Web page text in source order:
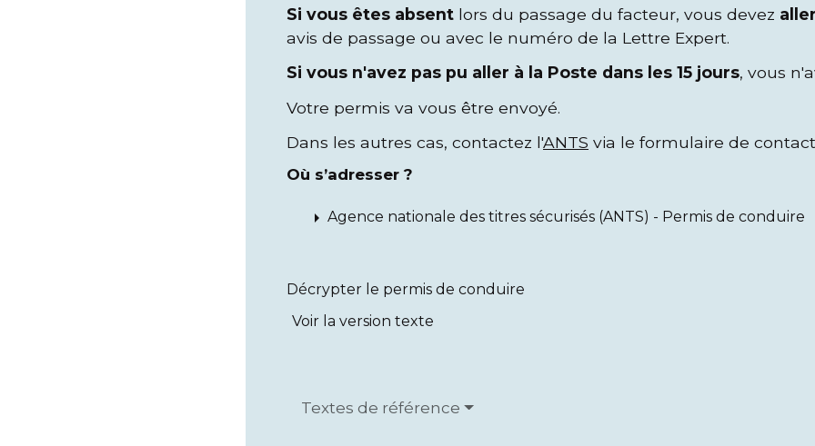
Si vous êtes absent lors du passage du facteur, vous devez
avis de passage ou avec le numéro de la Lettre Expert.
Si vous n'avez pas pu aller à la Poste dans les 15 jours, vous
Votre permis va vous être envoyé.
Dans les autres cas, contactez l'ANTS via le formulaire de
Où s’adresser ?
arrow_right Agence nationale des titres sécurisés (ANTS) - Permis de conduire
Décrypter le permis de conduire
Voir la version texte
Textes de référence